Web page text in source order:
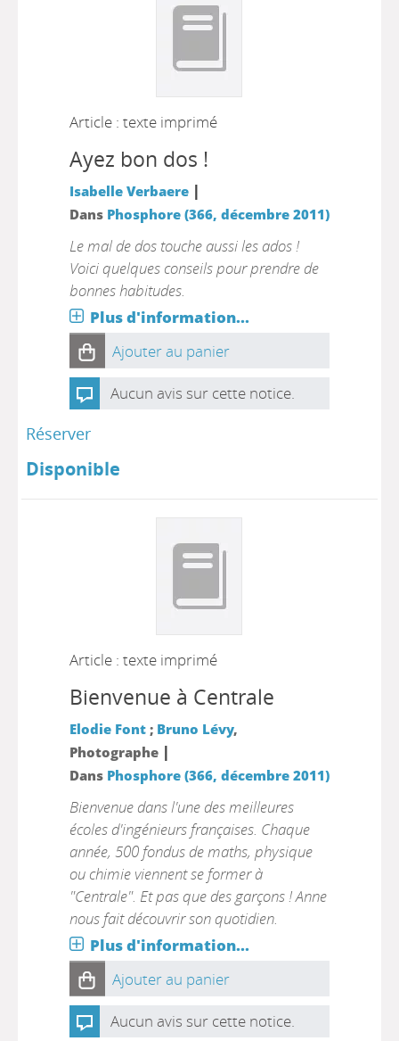
Article : texte imprimé
Ayez bon dos !
Isabelle Verbaere |
Dans Phosphore (366, décembre 2011)
Le mal de dos touche aussi les ados !
Voici quelques conseils pour prendre de
bonnes habitudes.
Plus d'information...
Ajouter au panier
Aucun avis sur cette notice.
Réserver
Disponible
Article : texte imprimé
Bienvenue à Centrale
Elodie Font; Bruno Lévy,
Photographe |
Dans Phosphore (366, décembre 2011)
Bienvenue dans l'une des meilleures
écoles d'ingénieurs françaises. Chaque
année, 500 fondus de maths, physique
ou chimie viennent se former à
"Centrale". Et pas que des garçons ! Anne
nous fait découvrir son quotidien.
Plus d'information...
Ajouter au panier
Aucun avis sur cette notice.